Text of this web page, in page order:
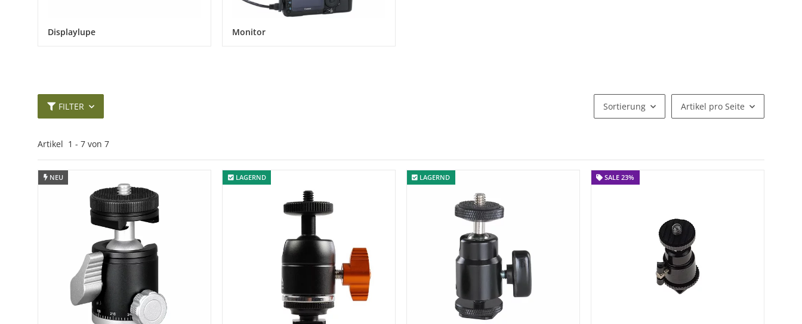
Displaylupe Monitor
FILTER Sortierung Artikel pro Seite
Artikel 1 - 7 von 7
NEU
NEU LAGERND
LAGERND LAGERND
LAGERND SALE 23%
SALE 23%